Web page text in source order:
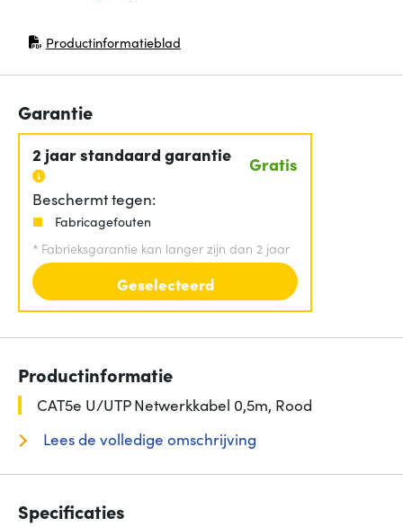
Productinformatieblad
(opent in nieuw venster)
Garantie
2 jaar standaard garantie Gratis
Beschermt tegen:
Fabricagefouten
* Fabrieksgarantie kan langer zijn dan 2 jaar
Geselecteerd
Productinformatie
CAT5e U/UTP Netwerkkabel 0,5m, Rood
Lees de volledige omschrijving
Specificaties